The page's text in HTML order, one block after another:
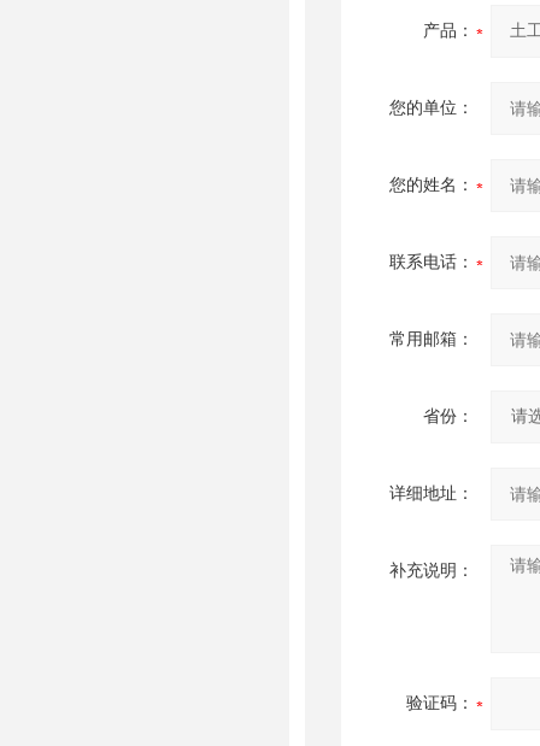
产品：
您的单位：
您的姓名：
联系电话：
常用邮箱：
省份：
详细地址：
补充说明：
验证码：